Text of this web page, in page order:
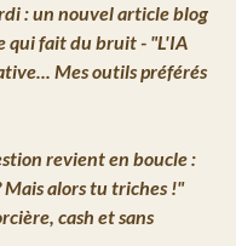
: un nouvel article blog
qui fait du bruit - "L'IA
Mes outils préférés
revient en boucle :
Mais alors tu triches !"
cash et sans